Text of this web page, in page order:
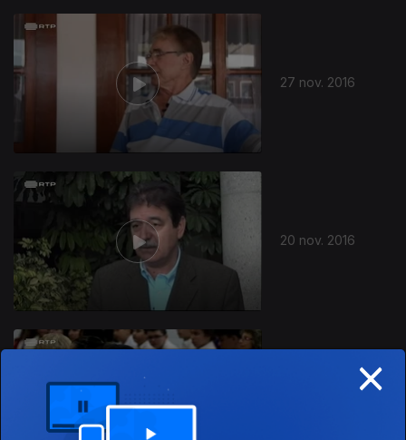
27 nov. 2016
20 nov. 2016
×